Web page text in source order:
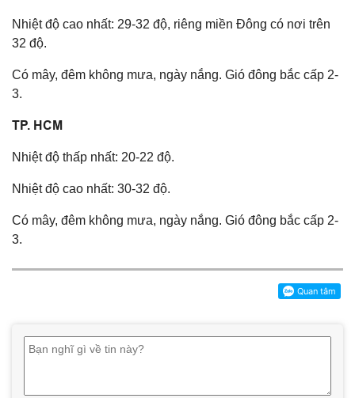
Nhiệt độ cao nhất: 29-32 độ, riêng miền Đông có nơi trên
32 độ.
Có mây, đêm không mưa, ngày nắng. Gió đông bắc cấp 2-
3.
TP. HCM
Nhiệt độ thấp nhất: 20-22 độ.
Nhiệt độ cao nhất: 30-32 độ.
Có mây, đêm không mưa, ngày nắng. Gió đông bắc cấp 2-
3.